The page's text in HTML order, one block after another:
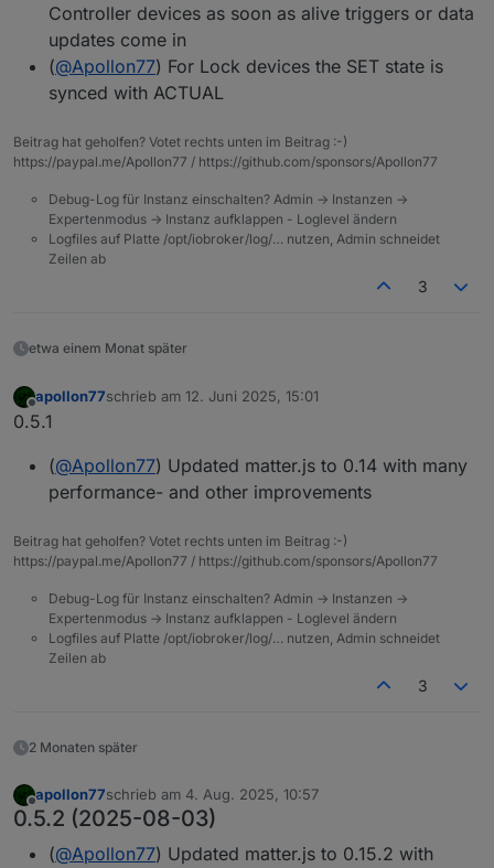
Controller devices as soon as alive triggers or data
updates come in
(@Apollon77) For Lock devices the SET state is
synced with ACTUAL
Beitrag hat geholfen? Votet rechts unten im Beitrag :-)
https://paypal.me/Apollon77 / https://github.com/sponsors/Apollon77
Debug-Log für Instanz einschalten? Admin -> Instanzen ->
Expertenmodus -> Instanz aufklappen - Loglevel ändern
Logfiles auf Platte /opt/iobroker/log/… nutzen, Admin schneidet
Zeilen ab
3
etwa einem Monat später
Offline
apollon77schrieb am 12. Juni 2025, 15:01
zuletzt editiert von
0.5.1
(@Apollon77) Updated matter.js to 0.14 with many
performance- and other improvements
Beitrag hat geholfen? Votet rechts unten im Beitrag :-)
https://paypal.me/Apollon77 / https://github.com/sponsors/Apollon77
Debug-Log für Instanz einschalten? Admin -> Instanzen ->
Expertenmodus -> Instanz aufklappen - Loglevel ändern
Logfiles auf Platte /opt/iobroker/log/… nutzen, Admin schneidet
Zeilen ab
3
2 Monaten später
Offline
apollon77schrieb am 4. Aug. 2025, 10:57
zuletzt editiert von
0.5.2 (2025-08-03)
(@Apollon77) Updated matter.js to 0.15.2 with